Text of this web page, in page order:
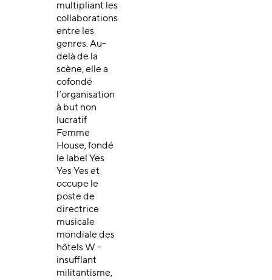
multipliant les
collaborations
entre les
genres. Au-
delà de la
scène, elle a
cofondé
l’organisation
à but non
lucratif
Femme
House, fondé
le label Yes
Yes Yes et
occupe le
poste de
directrice
musicale
mondiale des
hôtels W –
insufflant
militantisme,